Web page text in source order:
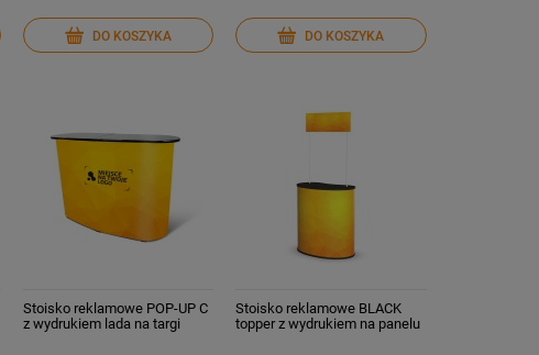
DO KOSZYKA DO KOSZYKA
Stoisko reklamowe POP-UP C
z wydrukiem lada na targi
Stoisko reklamowe BLACK
topper z wydrukiem na panelu